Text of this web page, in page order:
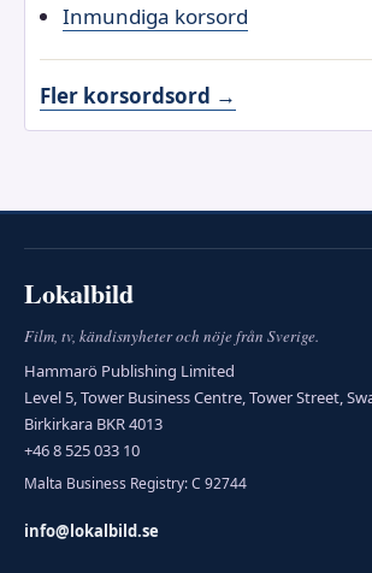
Inmundiga korsord
Fler korsordsord →
Lokalbild
Film, tv, kändisnyheter och nöje från Sverige.
Hammarö Publishing Limited
Level 5, Tower Business Centre, Tower Street,
Birkirkara BKR 4013
+46 8 525 033 10
Malta Business Registry: C 92744
info@lokalbild.se